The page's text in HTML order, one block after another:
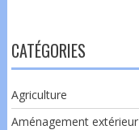
CATÉGORIES
Agriculture
Aménagement extérieur